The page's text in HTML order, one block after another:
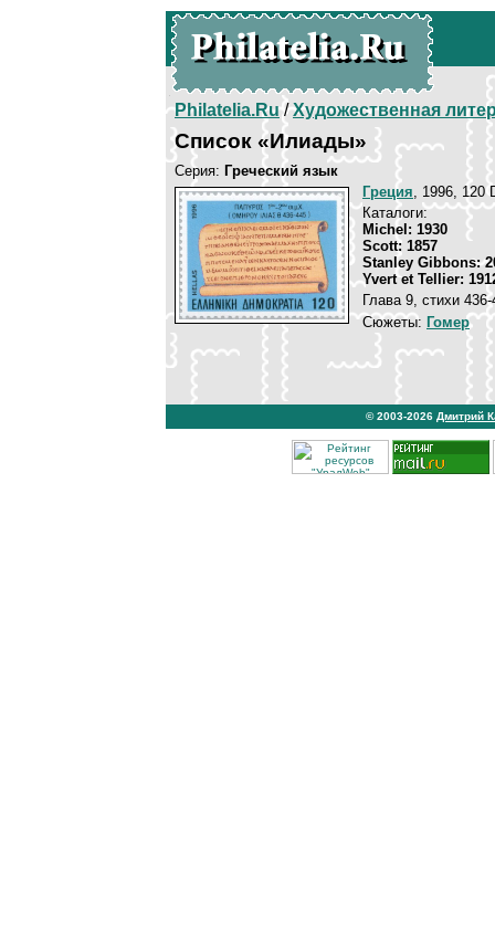
Philatelia.Ru/Художественная
Список «Илиады»
Серия: Греческий язык
Греция, 1996, 120
Каталоги:
Michel: 1930
Scott: 1857
Stanley Gibbons:
Yvert et Tellier:
Глава 9, стихи
Сюжеты: Гомер
© 2003-2026 Дмитрий